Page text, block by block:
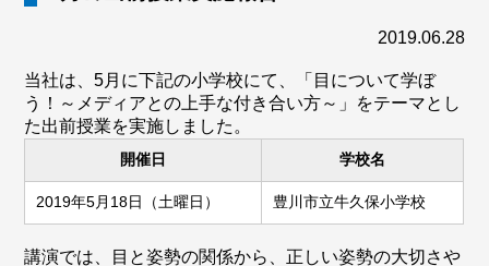
2019.06.28
当社は、5月に下記の小学校にて、「目について学ぼ
う！～メディアとの上手な付き合い方～」をテーマとし
た出前授業を実施しました。
開催日 学校名
2019年5月18日（土曜日） 豊川市立牛久保小学校
講演では、目と姿勢の関係から、正しい姿勢の大切さや